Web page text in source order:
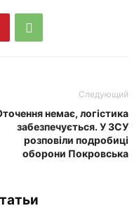
Следующий
немає, логістика
забезпечується. У ЗСУ
розповіли подробиці
оборони Покровська